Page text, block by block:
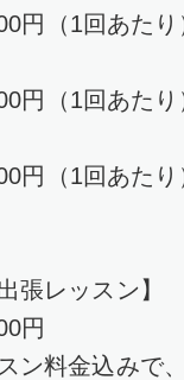
円（1回あた
円（1回あた
円（1回あた
張レッスン】
円
ン料金込みで